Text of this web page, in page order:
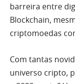
barreira entre
Blockchain,
criptomoedas
Com tantas
universo cripto,